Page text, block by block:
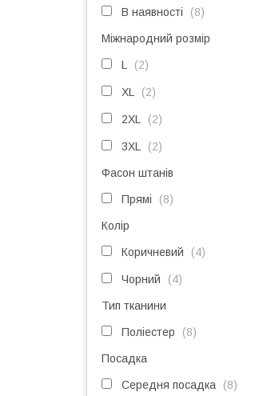
В наявності 8
Міжнародний розмір
L 2
XL 2
2XL 2
3XL 2
Фасон штанів
Прямі 8
Колір
Коричневий 4
Чорний 4
Тип тканини
Поліестер 8
Посадка
Середня посадка 8